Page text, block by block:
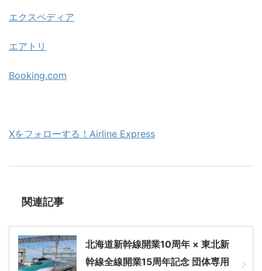
エクスペディア
エアトリ
Booking.com
Xをフォローする！Airline Express
関連記事
北海道新幹線開業10周年 × 東北新
幹線全線開業15周年記念 団体専用